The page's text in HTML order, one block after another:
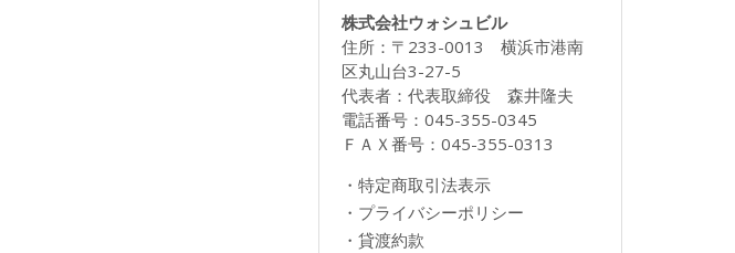
株式会社ウォシュビル
住所：〒233-0013 横浜市港南
区丸山台3-27-5
代表者：代表取締役 森井隆夫
電話番号：045-355-0345
ＦＡＸ番号：045-355-0313
・ 特定商取引法表示
・ プライバシーポリシー
・ 貸渡約款